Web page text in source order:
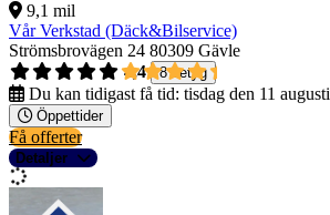
9,1 mil
Vår Verkstad (Däck&Bilservice)
Strömsbrovägen 24 80309 Gävle
4,4
8 betyg
Du kan tidigast få tid: tisdag den 11 augusti
Öppettider
Få offerter
Detaljer